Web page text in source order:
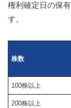
権利確定日の保
す。
株数
100株以上
200株以上